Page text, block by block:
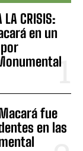
LA CRISIS:
en un
Macará fue
en las